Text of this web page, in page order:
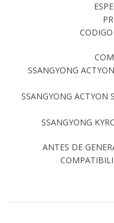
SSANGYONG
SSANGYONG
SSANGYONG
ANTES DE